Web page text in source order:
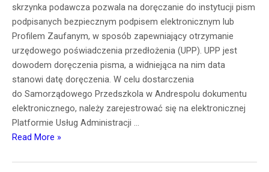
skrzynka podawcza pozwala na doręczanie do instytucji pism
podpisanych bezpiecznym podpisem elektronicznym lub
Profilem Zaufanym, w sposób zapewniający otrzymanie
urzędowego poświadczenia przedłożenia (UPP). UPP jest
dowodem doręczenia pisma, a widniejąca na nim data
stanowi datę doręczenia. W celu dostarczenia
do Samorządowego Przedszkola w Andrespolu dokumentu
elektronicznego, należy zarejestrować się na elektronicznej
Platformie Usług Administracji …
Read More »